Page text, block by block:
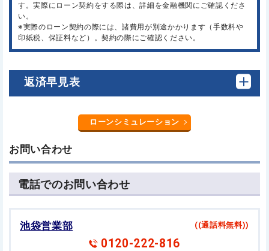
す。実際にローン契約をする際は、詳細を金融機関にご確認くださ
い。
※実際のローン契約の際には、諸費用が別途かかります（手数料や
印紙税、保証料など）。契約の際にご確認ください。
返済早見表
ローンシミュレーション
お問い合わせ
電話でのお問い合わせ
池袋営業部 ((通話料無料))
0120-222-816